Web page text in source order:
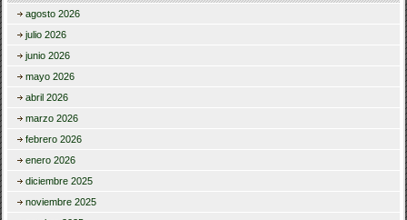
agosto 2026
julio 2026
junio 2026
mayo 2026
abril 2026
marzo 2026
febrero 2026
enero 2026
diciembre 2025
noviembre 2025